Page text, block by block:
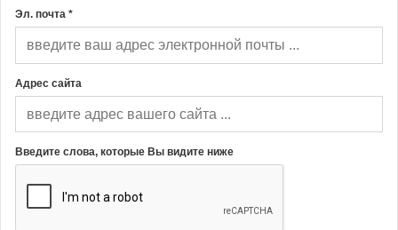
Эл. почта *
Адрес сайта
Введите слова, которые Вы видите ниже